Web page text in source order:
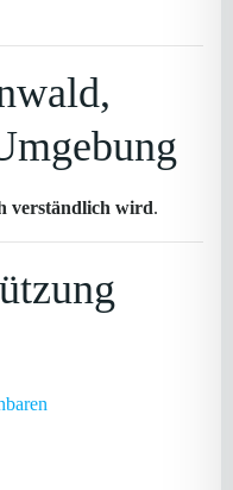
verständlich wird.